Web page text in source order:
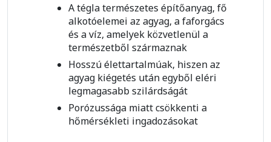
A tégla természetes építőanyag, fő
alkotóelemei az agyag, a faforgács
és a víz, amelyek közvetlenül a
természetből származnak
Hosszú élettartalmúak, hiszen az
agyag kiégetés után egyből eléri
legmagasabb szilárdságát
Porózussága miatt csökkenti a
hőmérsékleti ingadozásokat